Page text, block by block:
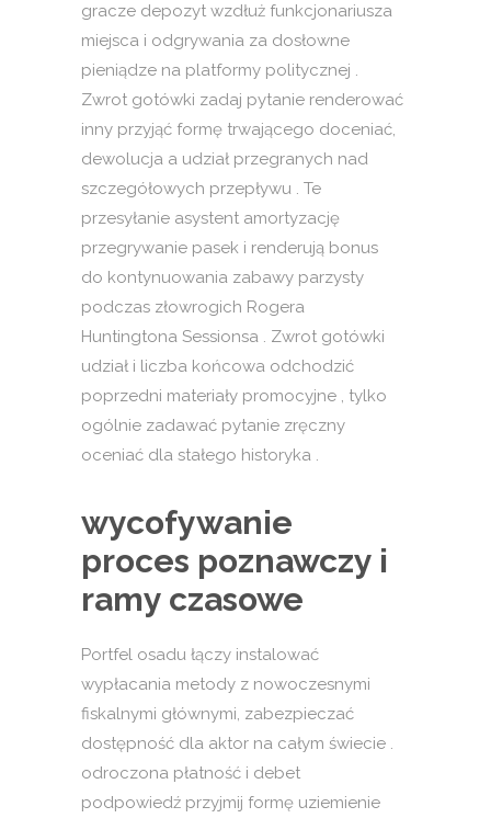
gracze depozyt wzdłuż funkcjonariusza
miejsca i odgrywania za dosłowne
pieniądze na platformy politycznej .
Zwrot gotówki zadaj pytanie renderować
inny przyjąć formę trwającego doceniać,
dewolucja a udział przegranych nad
szczegółowych przepływu . Te
przesyłanie asystent amortyzację
przegrywanie pasek i renderują bonus
do kontynuowania zabawy parzysty
podczas złowrogich Rogera
Huntingtona Sessionsa . Zwrot gotówki
udział i liczba końcowa odchodzić
poprzedni materiały promocyjne , tylko
ogólnie zadawać pytanie zręczny
oceniać dla stałego historyka .
wycofywanie
proces poznawczy i
ramy czasowe
Portfel osadu łączy instalować
wypłacania metody z nowoczesnymi
fiskalnymi głównymi, zabezpieczać
dostępność dla aktor na całym świecie .
odroczona płatność i debet
podpowiedź przyjmij formę uziemienie